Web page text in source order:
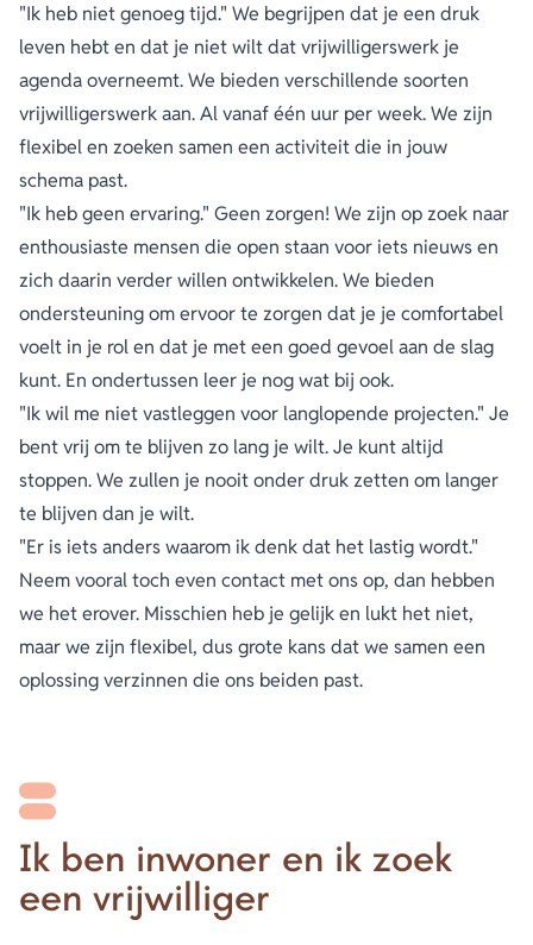
"Ik heb niet genoeg tijd." We begrijpen dat je een druk
leven hebt en dat je niet wilt dat vrijwilligerswerk je
agenda overneemt. We bieden verschillende soorten
vrijwilligerswerk aan. Al vanaf één uur per week. We zijn
flexibel en zoeken samen een activiteit die in jouw
schema past.
"Ik heb geen ervaring." Geen zorgen! We zijn op zoek naar
enthousiaste mensen die open staan voor iets nieuws en
zich daarin verder willen ontwikkelen. We bieden
ondersteuning om ervoor te zorgen dat je je comfortabel
voelt in je rol en dat je met een goed gevoel aan de slag
kunt. En ondertussen leer je nog wat bij ook.
"Ik wil me niet vastleggen voor langlopende projecten." Je
bent vrij om te blijven zo lang je wilt. Je kunt altijd
stoppen. We zullen je nooit onder druk zetten om langer
te blijven dan je wilt.
"Er is iets anders waarom ik denk dat het lastig wordt."
Neem vooral toch even contact met ons op, dan hebben
we het erover. Misschien heb je gelijk en lukt het niet,
maar we zijn flexibel, dus grote kans dat we samen een
oplossing verzinnen die ons beiden past.
Ik ben inwoner en ik zoek
een vrijwilliger